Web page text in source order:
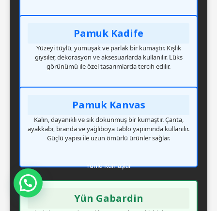
Pamuk Kadife
Yüzeyi tüylü, yumuşak ve parlak bir kumaştır. Kışlık
giysiler, dekorasyon ve aksesuarlarda kullanılır. Lüks
görünümü ile özel tasarımlarda tercih edilir.
Pamuk Kanvas
Kalın, dayanıklı ve sık dokunmuş bir kumaştır. Çanta,
ayakkabı, branda ve yağlıboya tablo yapımında kullanılır.
Güçlü yapısı ile uzun ömürlü ürünler sağlar.
Yünlü Kumaşlar
Yün Gabardin